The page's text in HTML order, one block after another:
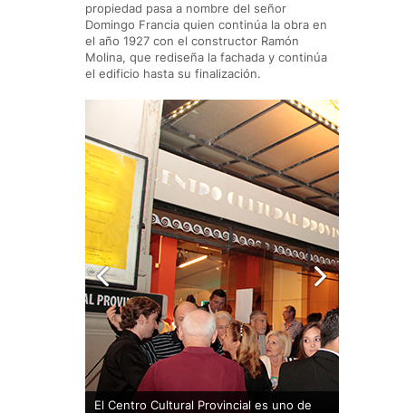
propiedad pasa a nombre del señor
Domingo Francia quien continúa la obra en
el año 1927 con el constructor Ramón
Molina, que rediseña la fachada y continúa
el edificio hasta su finalización.
El Centro Cultural Provincial es uno de